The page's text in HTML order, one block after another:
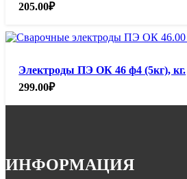
205.00₽
Электроды ПЭ ОК 46 ф4 (5кг), кг.
299.00₽
ИНФОРМАЦИЯ